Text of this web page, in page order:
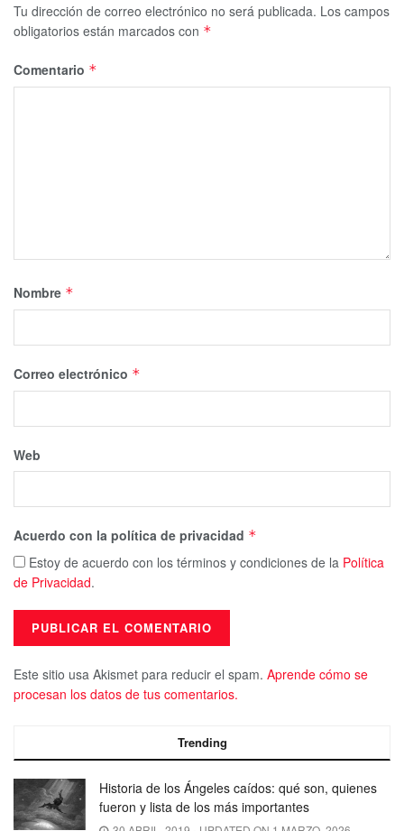
Tu dirección de correo electrónico no será publicada. Los campos
obligatorios están marcados con *
Comentario *
Nombre *
Correo electrónico *
Web
Acuerdo con la política de privacidad *
Estoy de acuerdo con los términos y condiciones de la Política
de Privacidad.
Este sitio usa Akismet para reducir el spam. Aprende cómo se
procesan los datos de tus comentarios.
Trending
Historia de los Ángeles caídos: qué son, quienes
fueron y lista de los más importantes